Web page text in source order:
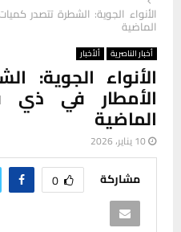
الأنواء الجوية: الشطرة تتصدر
الماضية
أخبار الناصرية ألأخبار
الأنواء الجوية:
الأمطار في ذي
الماضية
10 يناير، 2026
مشاركة 0